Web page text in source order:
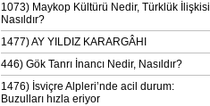
1073) Maykop Kültürü Nedir, Türklük İlişkisi
Nasıldır?
1477) AY YILDIZ KARARGÂHI
446) Gök Tanrı İnancı Nedir, Nasıldır?
1476) İsviçre Alpleri’nde acil durum:
Buzulları hızla eriyor